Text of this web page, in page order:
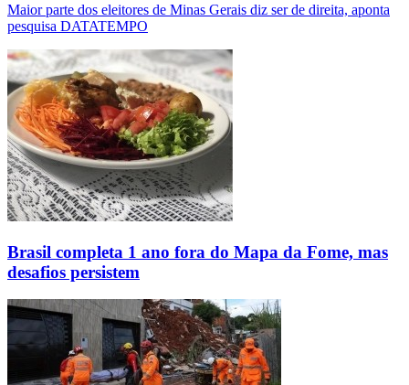
Maior parte dos eleitores de Minas Gerais diz ser de direita, aponta
pesquisa DATATEMPO
Brasil completa 1 ano fora do Mapa da Fome, mas
desafios persistem